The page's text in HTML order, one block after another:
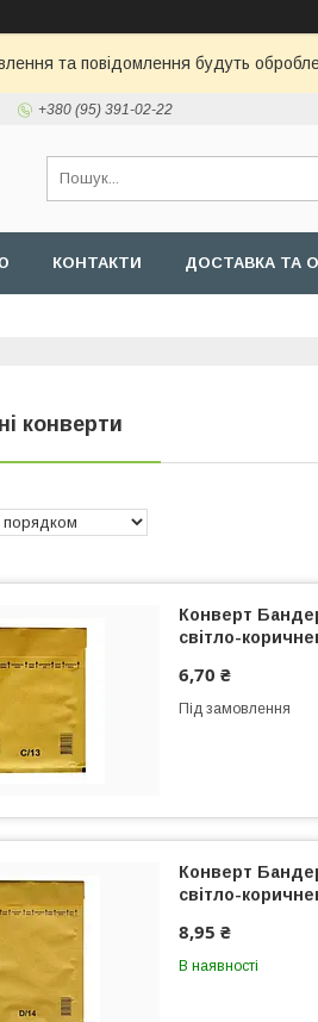
та повідомлення будуть
+380 (95) 391-02-22
КОНТАКТИ ДОСТАВКА ТА
конверти
Конверт
світло-
6,70 ₴
Під замовлення
Конверт
світло-
8,95 ₴
В наявності